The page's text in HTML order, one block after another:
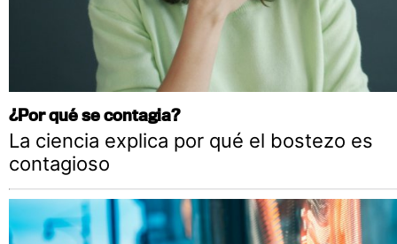
¿Por qué se contagia?
La ciencia explica por qué el bostezo es
contagioso